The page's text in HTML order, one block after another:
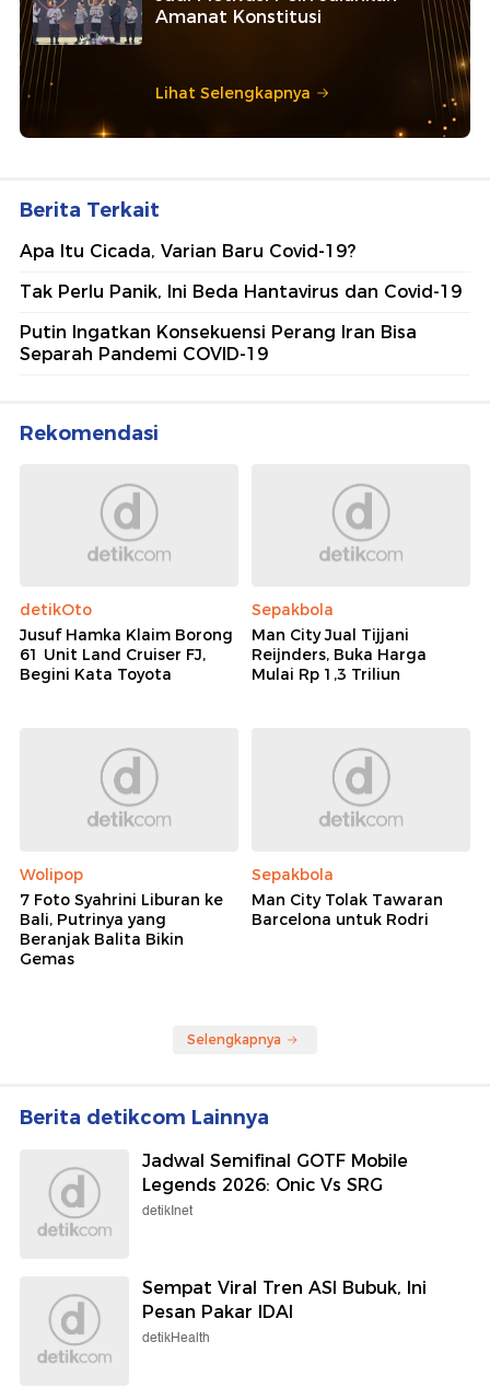
Amanat Konstitusi
Lihat Selengkapnya
Berita Terkait
Apa Itu Cicada, Varian Baru Covid-19?
Tak Perlu Panik, Ini Beda Hantavirus dan Covid-19
Putin Ingatkan Konsekuensi Perang Iran Bisa
Separah Pandemi COVID-19
Rekomendasi
detikOto
Jusuf Hamka Klaim Borong
61 Unit Land Cruiser FJ,
Begini Kata Toyota
Sepakbola
Man City Jual Tijjani
Reijnders, Buka Harga
Mulai Rp 1,3 Triliun
Wolipop
7 Foto Syahrini Liburan ke
Bali, Putrinya yang
Beranjak Balita Bikin
Gemas
Sepakbola
Man City Tolak Tawaran
Barcelona untuk Rodri
Selengkapnya
Berita detikcom Lainnya
Jadwal Semifinal GOTF Mobile
Legends 2026: Onic Vs SRG
detikInet
Sempat Viral Tren ASI Bubuk, Ini
Pesan Pakar IDAI
detikHealth